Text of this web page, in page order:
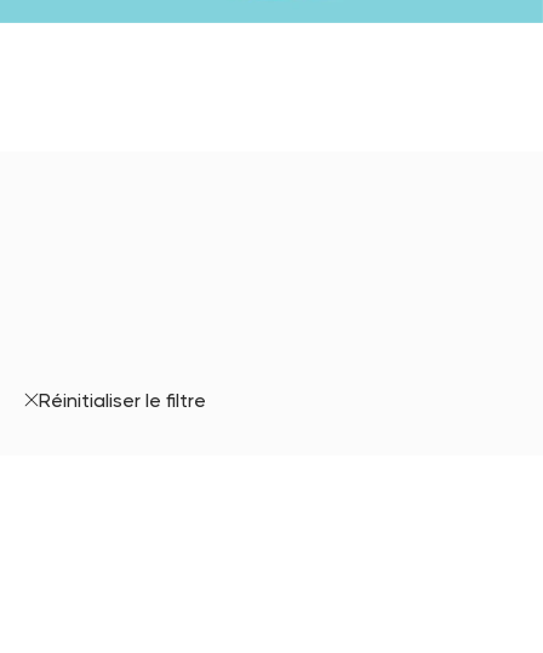
Réinitialiser le filtre